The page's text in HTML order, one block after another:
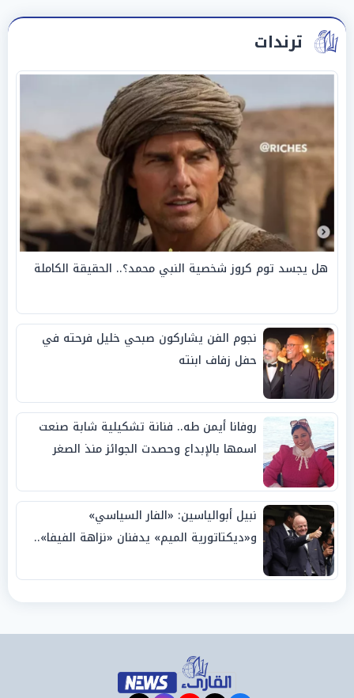
ترندات
هل يجسد توم كروز شخصية النبي محمد؟.. الحقيقة الكاملة
نجوم الفن يشاركون صبحي خليل فرحته في
حفل زفاف ابنته
روفانا أيمن طه.. فنانة تشكيلية شابة صنعت
اسمها بالإبداع وحصدت الجوائز منذ الصغر
نبيل أبوالياسين: «الفار السياسي»
و«ديكتاتورية الميم» يدفنان «نزاهة الفيفا»..